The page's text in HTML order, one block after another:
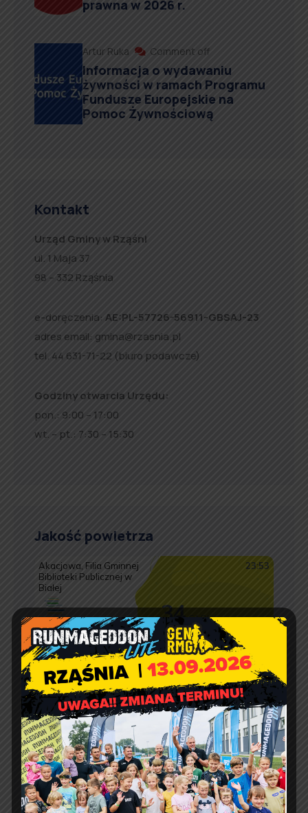
prawna w 2026 r.
Artur Ruka Comment off
Informacja o wydawaniu
żywności w ramach Programu
Fundusze Europejskie na
Pomoc Żywnościową
Kontakt
Urząd Gminy w Rząśni
ul. 1 Maja 37
98 – 332 Rząśnia
e-doręczenia: AE:PL-57726-56911-GBSAJ-23
adres email: gmina@rzasnia.pl
tel. 44 631-71-22 (biuro podawcze)
Godziny otwarcia Urzędu:
pon.: 9:00 – 17:00
wt. – pt.: 7:30 – 15:30
Jakość powietrza